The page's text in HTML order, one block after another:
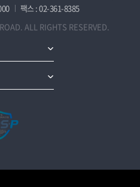
팩스 : 02-361-8385
ALL RIGHTS RESERVED.